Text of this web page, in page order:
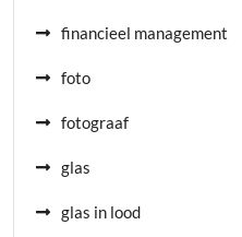
financieel management
foto
fotograaf
glas
glas in lood